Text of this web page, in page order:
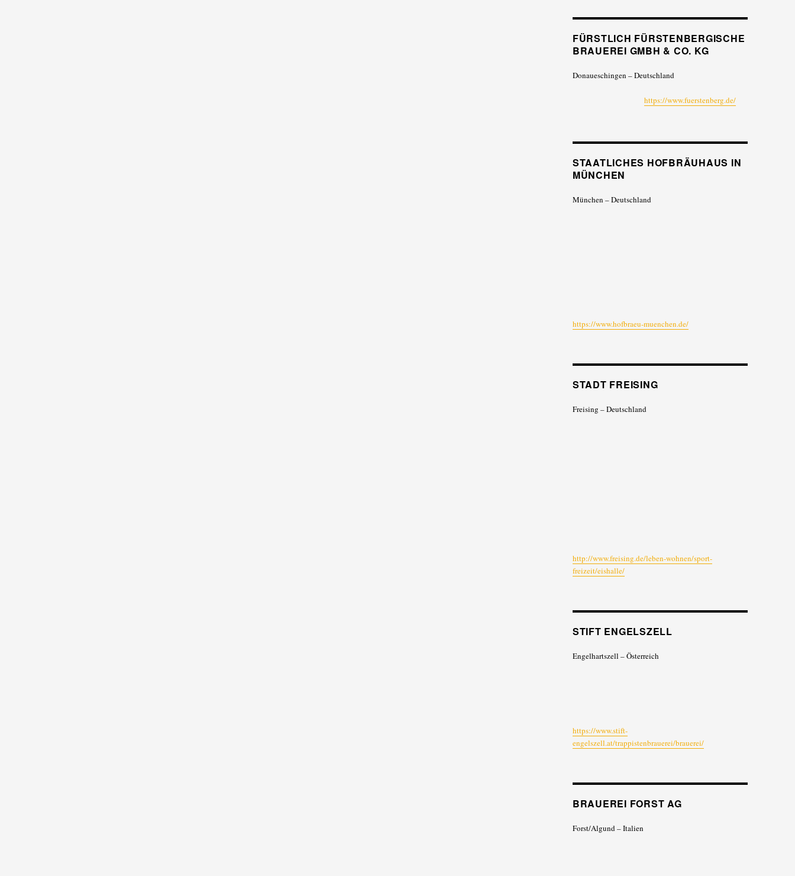
FÜRSTLICH FÜRSTENBERGISCHE
BRAUEREI GMBH & CO. KG
Donaueschingen – Deutschland
https://www.fuerstenberg.de/
STAATLICHES HOFBRÄUHAUS IN
MÜNCHEN
München – Deutschland
https://www.hofbraeu-muenchen.de/
STADT FREISING
Freising – Deutschland
http://www.freising.de/leben-wohnen/sport-
freizeit/eishalle/
STIFT ENGELSZELL
Engelhartszell – Österreich
https://www.stift-
engelszell.at/trappistenbrauerei/brauerei/
BRAUEREI FORST AG
Forst/Algund – Italien